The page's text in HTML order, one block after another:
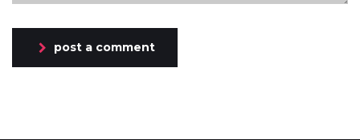
post a comment